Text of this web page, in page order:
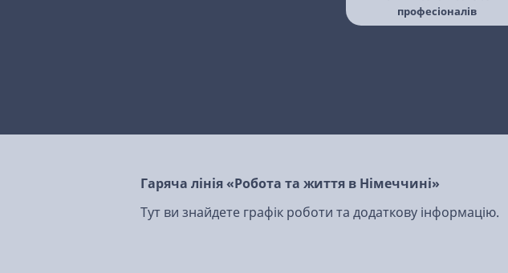
професіоналів
Гаряча лінія «Робота та життя в Німеччині»
Тут ви знайдете графік роботи та додаткову інформацію.